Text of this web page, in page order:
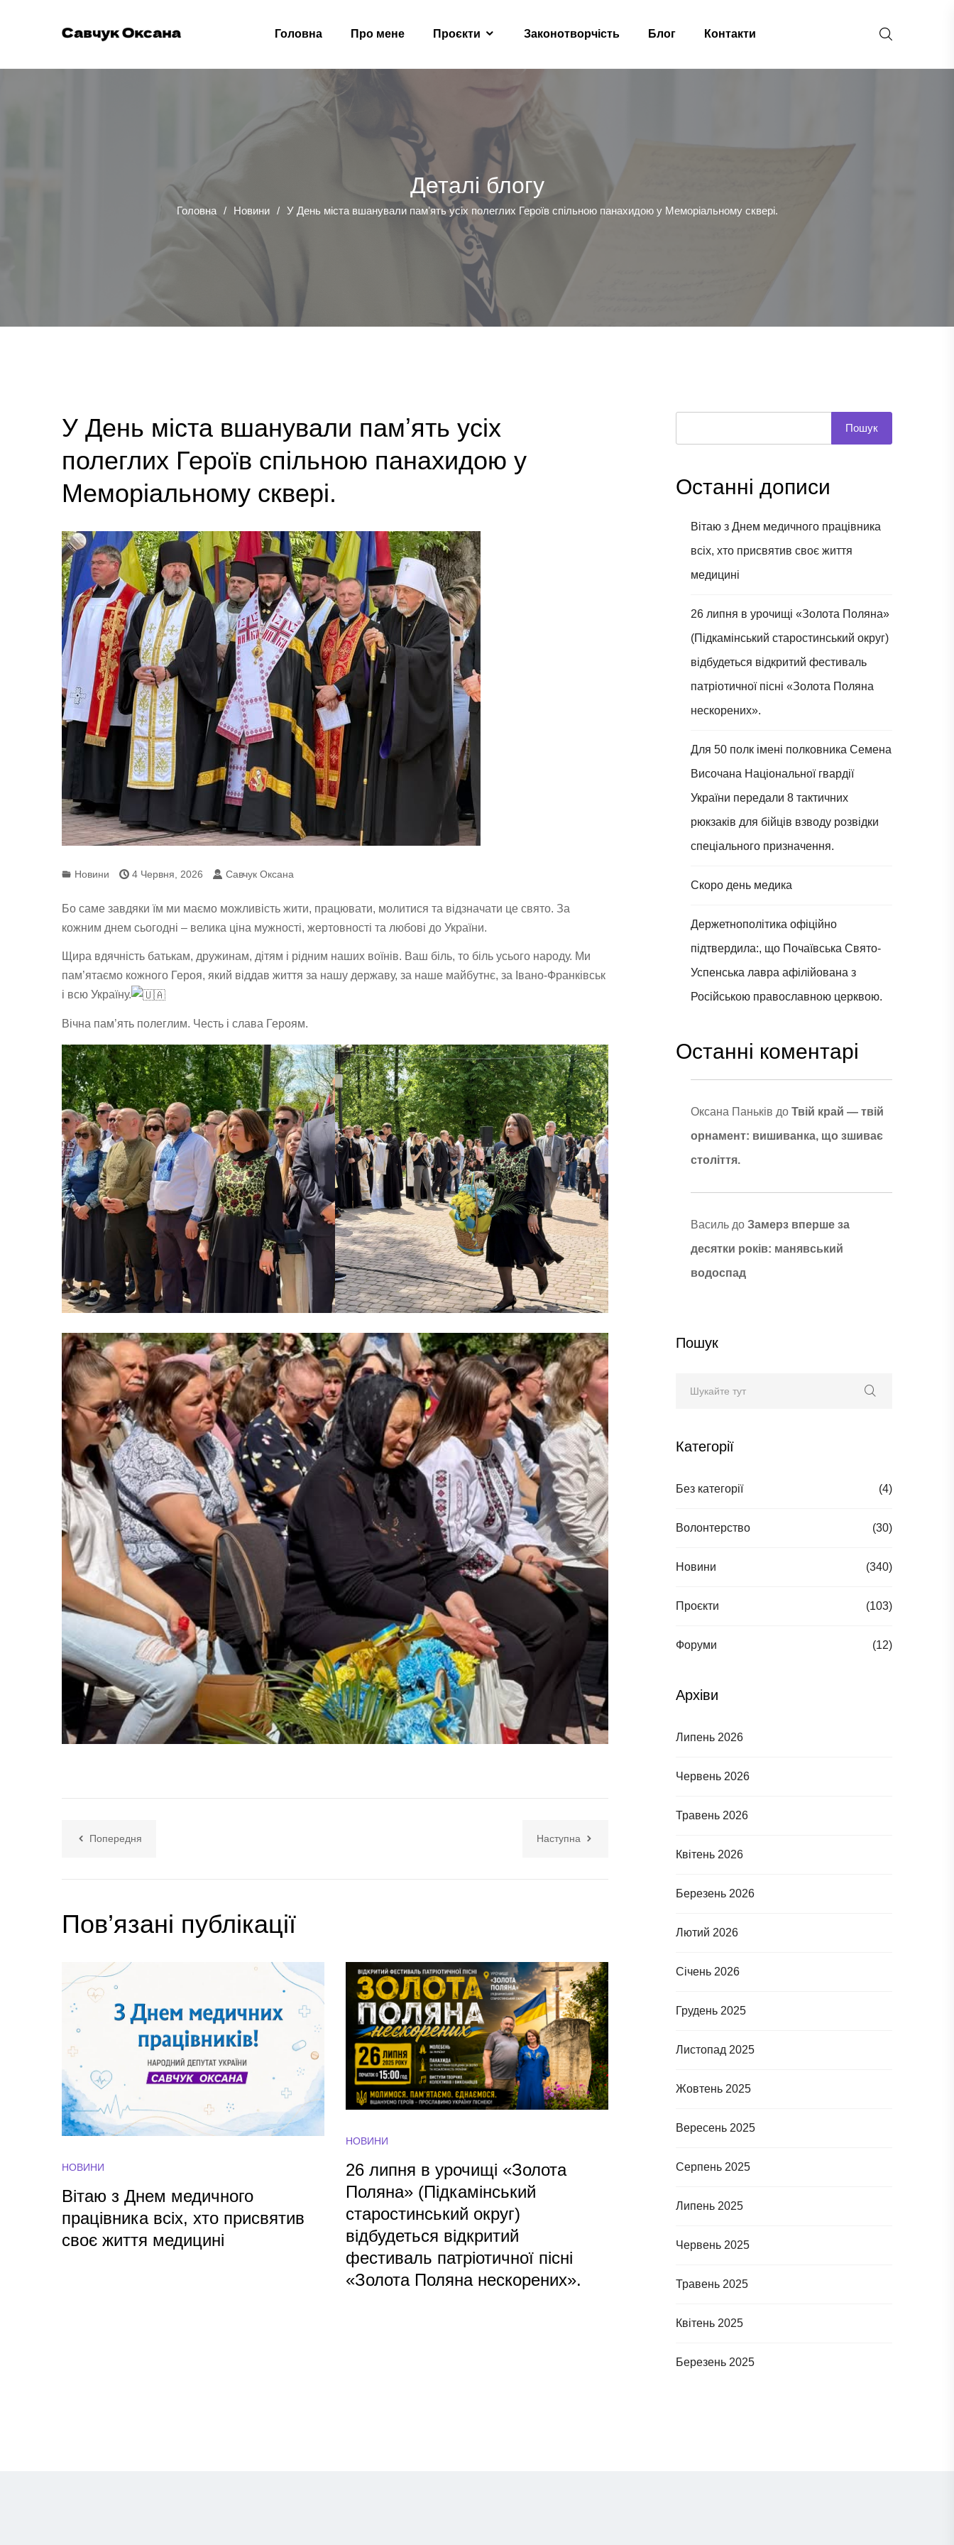
Головна Про мене Проєкти Законотворчість Блог Контакти
Деталі блогу
Головна Новини У День міста вшанували памʼять усіх полеглих Героїв спільною панахидою у Меморіальному сквері.
Пошук
Останні дописи
Вітаю з Днем медичного працівника
всіх, хто присвятив своє життя
медицині
26 липня в урочищі «Золота Поляна»
(Підкамінський старостинський округ)
відбудеться відкритий фестиваль
патріотичної пісні «Золота Поляна
нескорених».
Для 50 полк імені полковника Семена
Височана Національної гвардії
України передали 8 тактичних
рюкзаків для бійців взводу розвідки
спеціального призначення.
Скоро день медика
Держетнополітика офіційно
підтвердила:, що Почаївська Свято-
Успенська лавра афілійована з
Російською православною церквою.
Останні коментарі
Оксана Паньків до Твій край — твій
орнамент: вишиванка, що зшиває
століття.
Васильдо Замерз вперше за
десятки років: манявський
водоспад
Пошук
Категорії
Без категорії (4)
Волонтерство (30)
Новини (340)
Проєкти (103)
Форуми (12)
Архіви
Липень 2026
Червень 2026
Травень 2026
Квітень 2026
Березень 2026
Лютий 2026
Січень 2026
Грудень 2025
Листопад 2025
Жовтень 2025
Вересень 2025
Серпень 2025
Липень 2025
Червень 2025
Травень 2025
Квітень 2025
Березень 2025
У День міста вшанували памʼять усіх
полеглих Героїв спільною панахидою у
Меморіальному сквері.
Новини 4 Червня, 2026 Савчук Оксана
Бо саме завдяки їм ми маємо можливість жити, працювати, молитися та відзначати це свято. За
кожним днем сьогодні – велика ціна мужності, жертовності та любові до України.
Щира вдячність батькам, дружинам, дітям і рідним наших воїнів. Ваш біль, то біль усього народу. Ми
пам’ятаємо кожного Героя, який віддав життя за нашу державу, за наше майбутнє, за Івано-Франківськ
і всю Україну.
Вічна пам’ять полеглим. Честь і слава Героям.
Попередня Наступна
Пов’язані публікації
НОВИНИ
Вітаю з Днем медичного
працівника всіх, хто присвятив
своє життя медицині
НОВИНИ
26 липня в урочищі «Золота
Поляна» (Підкамінський
старостинський округ)
відбудеться відкритий
фестиваль патріотичної пісні
«Золота Поляна нескорених».